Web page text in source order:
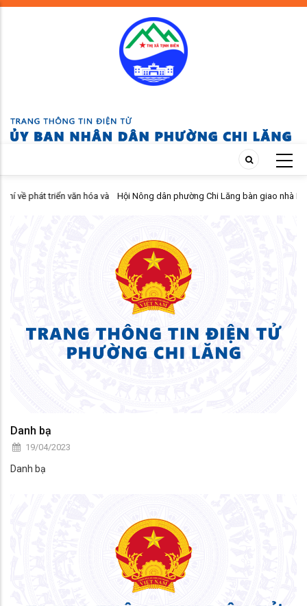
Skip
hóa và
Hội Nông dân phường Chi Lăng bàn giao nhà Mái ấm nông dân
Danh bạ
19/04/2023
Danh bạ